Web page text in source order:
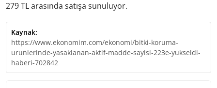
279 TL arasında satışa sunuluyor.
Kaynak:
https://www.ekonomim.com/ekonomi/bitki-koruma-
urunlerinde-yasaklanan-aktif-madde-sayisi-223e-yukseldi-
haberi-702842